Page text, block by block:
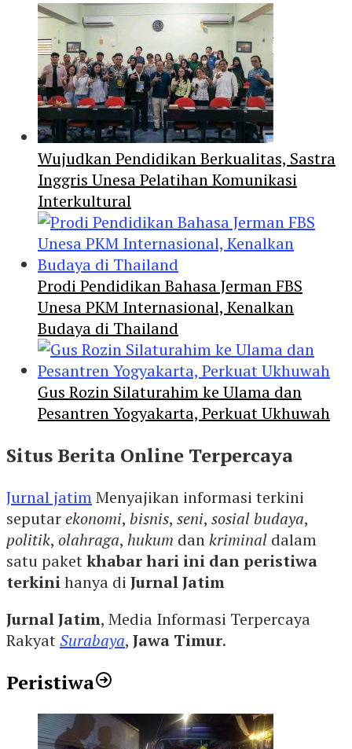
Wujudkan Pendidikan Berkualitas, Sastra
Inggris Unesa Pelatihan Komunikasi
Interkultural
Prodi Pendidikan Bahasa Jerman FBS
Unesa PKM Internasional, Kenalkan
Budaya di Thailand
Gus Rozin Silaturahim ke Ulama dan
Pesantren Yogyakarta, Perkuat Ukhuwah
Situs Berita Online Terpercaya
Jurnal jatimMenyajikan informasi terkini
seputarekonomi, bisnis, seni, sosial budaya,
politik, olahraga, hukum dankriminal dalam
satu paketkhabar hari ini dan peristiwa
terkinihanya di Jurnal Jatim
Jurnal Jatim, Media Informasi Terpercaya
RakyatSurabaya, Jawa Timur.
Peristiwa